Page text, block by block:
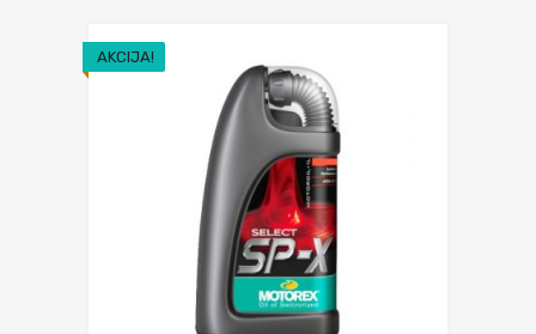
AKCIJA!